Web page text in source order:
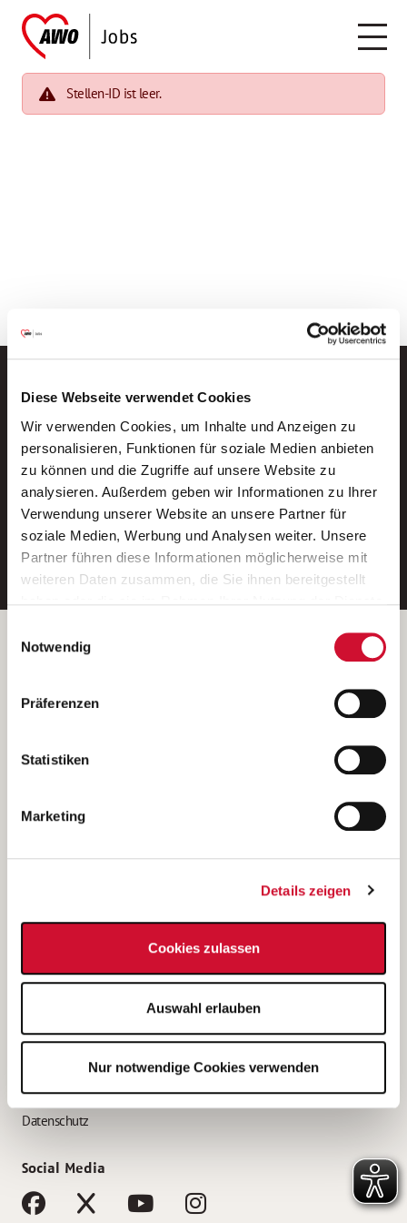
Diese Webseite verwendet Cookies
Wir verwenden Cookies, um Inhalte und Anzeigen zu
personalisieren, Funktionen für soziale Medien anbieten
zu können und die Zugriffe auf unsere Website zu
analysieren. Außerdem geben wir Informationen zu Ihrer
Verwendung unserer Website an unsere Partner für
soziale Medien, Werbung und Analysen weiter. Unsere
Partner führen diese Informationen möglicherweise mit
weiteren Daten zusammen, die Sie ihnen bereitgestellt
Wenn Sie auf „Cookies zulassen“ klicken, so stimmen
Sie der Speicherung sämtlicher Cookies zu. Sie können
Ihre Einwilligung selbstverständlich jederzeit widerrufen,
indem Sie die Cookie-Einstellungen aufrufen und diese
unsererDatenschutzerklärung
Notwendig
Präferenzen
Statistiken
Marketing
Details zeigen
Cookies zulassen
Auswahl erlauben
Nur notwendige Cookies verwenden
Stellen-ID ist leer.
Neue Stellen per E-Mail.
Ein kostenloser Service von AWO
Jobs.
E-Mail-Adresse eintragen
Betreiber der Webseite
Kantstraße 45a
(Ein Tochterunternehmen des AWO Bezirksverbandes Unterfranken
e.V.)
Bewerbung als Altenpflegehelfer*in
Bewerbung als Erzieher*in
AWO Gliederungen nach Bundesland
Impressum
Datenschutz
Social Media